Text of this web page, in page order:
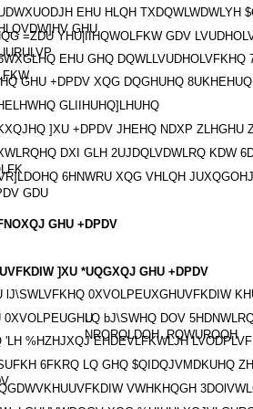
EHU HLQH TXDQWLWDWLYH
GHU
=ZDU YHU|IIHQWOLFKW GDV
EHU GHQ DQWLLVUDHOLVFKHQ
GHU +DPDV XQG DQGHUHQ
GLIIHUHQ]LHUHQ
]XU +DPDV JHEHQ NDXP ZLHGHU
DXI GLH 2UJDQLVDWLRQ KDW
6HNWRU XQG VHLQH
GDU
GHU +DPDV
]XU *UQGXQJ GHU +DPDV
lJ\SWLVFKHQ 0XVOLPEUXGHUVFKDIW
0XVOLPEUGHULQ bJ\SWHQ DOV
NRORQLDOH .RQWUROOH
'LH %HZHJXQJ EHDEVLFKWLJH
6FKRQ LQ GHQ $QIDQJVMDKUHQ
VWHKHQGH